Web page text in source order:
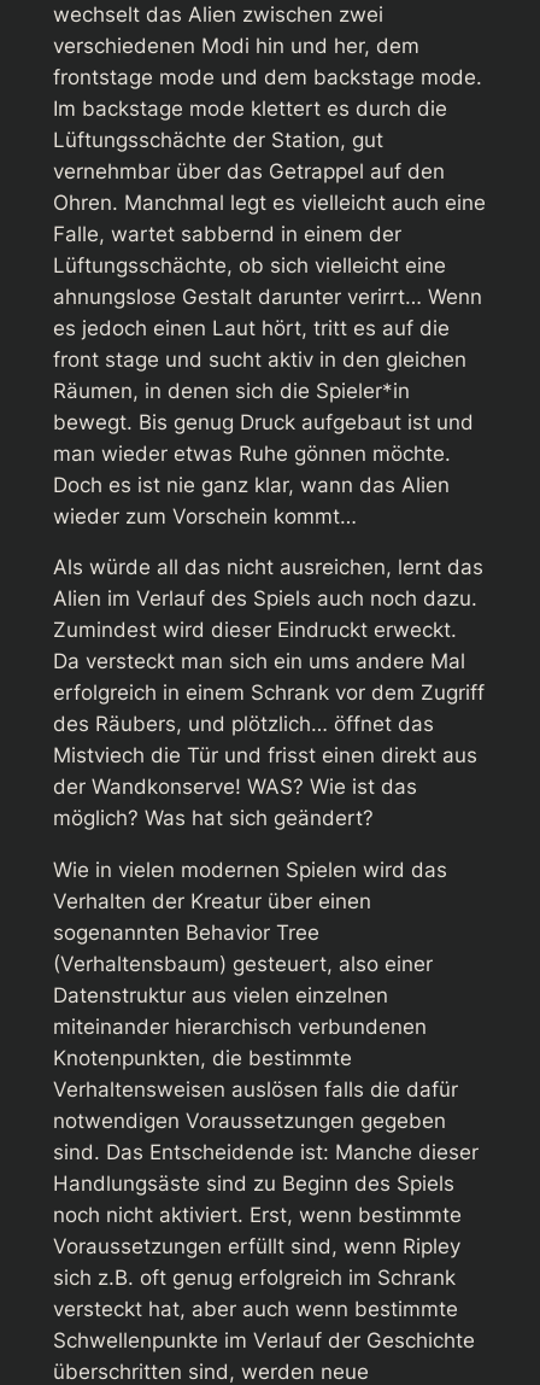
wechselt das Alien zwischen zwei
verschiedenen Modi hin und her, dem
frontstage mode und dem backstage mode.
Im backstage mode klettert es durch die
Lüftungsschächte der Station, gut
vernehmbar über das Getrappel auf den
Ohren. Manchmal legt es vielleicht auch eine
Falle, wartet sabbernd in einem der
Lüftungsschächte, ob sich vielleicht eine
ahnungslose Gestalt darunter verirrt… Wenn
es jedoch einen Laut hört, tritt es auf die
front stage und sucht aktiv in den gleichen
Räumen, in denen sich die Spieler*in
bewegt. Bis genug Druck aufgebaut ist und
man wieder etwas Ruhe gönnen möchte.
Doch es ist nie ganz klar, wann das Alien
wieder zum Vorschein kommt…
Als würde all das nicht ausreichen, lernt das
Alien im Verlauf des Spiels auch noch dazu.
Zumindest wird dieser Eindruckt erweckt.
Da versteckt man sich ein ums andere Mal
erfolgreich in einem Schrank vor dem Zugriff
des Räubers, und plötzlich… öffnet das
Mistviech die Tür und frisst einen direkt aus
der Wandkonserve! WAS? Wie ist das
möglich? Was hat sich geändert?
Wie in vielen modernen Spielen wird das
Verhalten der Kreatur über einen
sogenannten Behavior Tree
(Verhaltensbaum) gesteuert, also einer
Datenstruktur aus vielen einzelnen
miteinander hierarchisch verbundenen
Knotenpunkten, die bestimmte
Verhaltensweisen auslösen falls die dafür
notwendigen Voraussetzungen gegeben
sind. Das Entscheidende ist: Manche dieser
Handlungsäste sind zu Beginn des Spiels
noch nicht aktiviert. Erst, wenn bestimmte
Voraussetzungen erfüllt sind, wenn Ripley
sich z.B. oft genug erfolgreich im Schrank
versteckt hat, aber auch wenn bestimmte
Schwellenpunkte im Verlauf der Geschichte
überschritten sind, werden neue